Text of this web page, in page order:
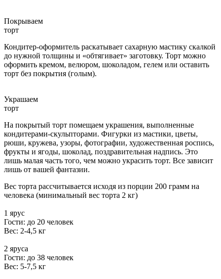
Покрываем
торт
Кондитер-оформитель раскатывает сахарную мастику скалкой
до нужной толщины и «обтягивает» заготовку. Торт можно
оформить кремом, велюром, шоколадом, гелем или оставить
торт без покрытия (голым).
Украшаем
торт
На покрытый торт помещаем украшения, выполненные
кондитерами-скульпторами. Фигурки из мастики, цветы,
рюши, кружева, узоры, фотографии, художественная роспись,
фрукты и ягоды, шоколад, поздравительная надпись. Это
лишь малая часть того, чем можно украсить торт. Все зависит
лишь от вашей фантазии.
Вес торта рассчитывается исходя из порции 200 грамм на
человека (минимальный вес торта 2 кг)
1 ярус
Гости: до 20 человек
Вес: 2-4,5 кг
2 яруса
Гости: до 38 человек
Вес: 5-7,5 кг